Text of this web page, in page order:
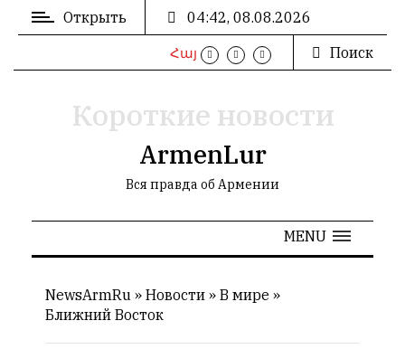
ВХОД
РЕГИСТРАЦИЯ
РЕКЛАМА
Открыть 04:42, 08.08.2026
Հայ Поиск
Короткие новости
ArmenLur
Вся правда об Армении
MENU
NewsArmRu » Новости » В мире »
Ближний Восток